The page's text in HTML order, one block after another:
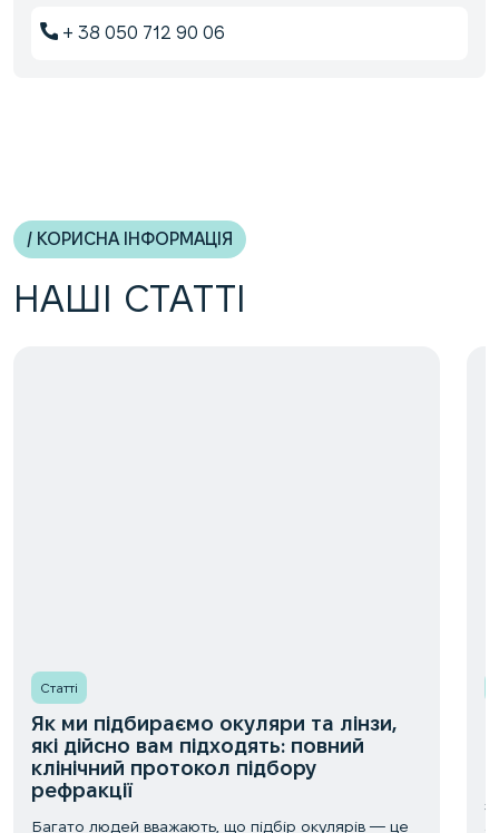
+ 38 050 712 90 06
/ КОРИСНА ІНФОРМАЦІЯ
НАШІ СТАТТІ
Статті
Як ми підбираємо окуляри та лінзи,
які дійсно вам підходять: повний
клінічний протокол підбору
рефракції
Багато людей вважають, що підбір окулярів — це